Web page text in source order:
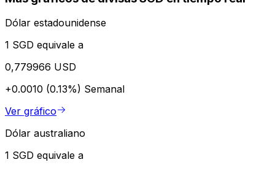
Dólar estadounidense
1 SGD equivale a
0,779966 USD
+0.0010 (0.13%) Semanal
Ver gráfico
Dólar australiano
1 SGD equivale a